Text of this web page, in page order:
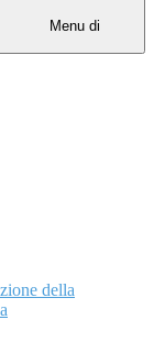
Menu di
della